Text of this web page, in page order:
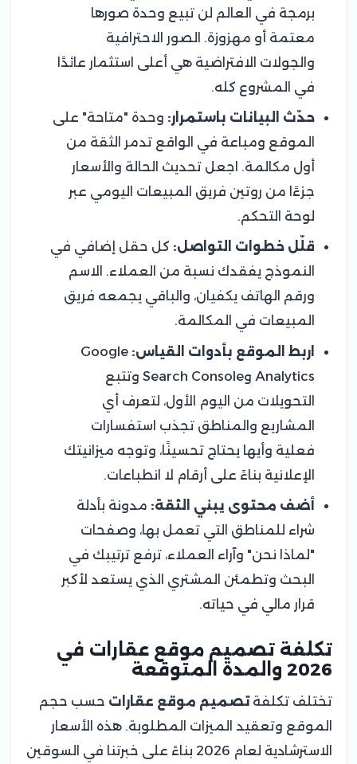
برمجة في العالم لن تبيع وحدة صورها
معتمة أو مهزوزة. الصور الاحترافية
والجولات الافتراضية هي أعلى استثمار عائدًا
في المشروع كله.
حدّث البيانات باستمرار: وحدة "متاحة" على
الموقع ومباعة في الواقع تدمر الثقة من
أول مكالمة. اجعل تحديث الحالة والأسعار
جزءًا من روتين فريق المبيعات اليومي عبر
لوحة التحكم.
قلّل خطوات التواصل: كل حقل إضافي في
النموذج يفقدك نسبة من العملاء. الاسم
ورقم الهاتف يكفيان، والباقي يجمعه فريق
المبيعات في المكالمة.
اربط الموقع بأدوات القياس: Google
Analytics وSearch Console وتتبع
التحويلات من اليوم الأول، لتعرف أي
المشاريع والمناطق تجذب استفسارات
فعلية وأيها يحتاج تحسينًا، وتوجه ميزانيتك
الإعلانية بناءً على أرقام لا انطباعات.
أضف محتوى يبني الثقة: مدونة بأدلة
شراء للمناطق التي تعمل بها، وصفحات
"لماذا نحن" وآراء العملاء، ترفع ترتيبك في
البحث وتطمئن المشتري الذي يستعد لأكبر
قرار مالي في حياته.
تكلفة تصميم موقع عقارات في
2026 والمدة المتوقعة
تختلف تكلفةتصميم موقع عقارات حسب حجم
الموقع وتعقيد الميزات المطلوبة. هذه الأسعار
الاسترشادية لعام 2026 بناءً على خبرتنا في السوقين